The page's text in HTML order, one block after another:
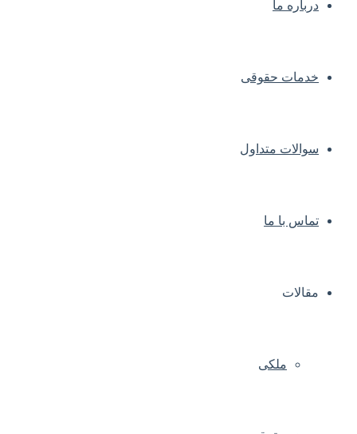
درباره ما
خدمات حقوقی
سوالات متداول
تماس با ما
مقالات
ملکی